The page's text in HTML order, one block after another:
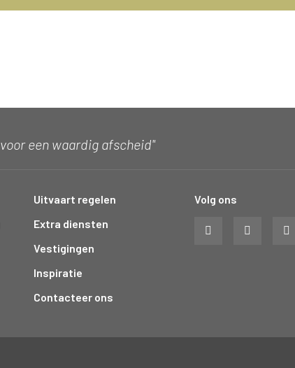
een waardig afscheid"
Uitvaart regelen
Extra diensten
Vestigingen
Inspiratie
Contacteer ons
Volg ons